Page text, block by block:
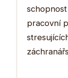
pracovní